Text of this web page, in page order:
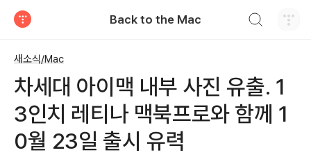
Back to the Mac
새소식/Mac
차세대 아이맥 내부 사진 유출. 1
3인치 레티나 맥북프로와 함께 1
0월 23일 출시 유력